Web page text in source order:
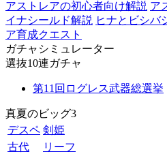
アストレアの初心者向け解説 ア
イナシールド解説 ヒナとビシバ
ア育成クエスト
ガチャシミュレーター
選抜10連ガチャ
第11回ログレス武器総選挙
真夏のビッグ3
デスペ 剣姫
古代
リーフ